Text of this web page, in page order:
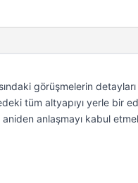
görüşmelerin detayları
tüm altyapıyı yerle bir
aniden anlaşmayı kabul